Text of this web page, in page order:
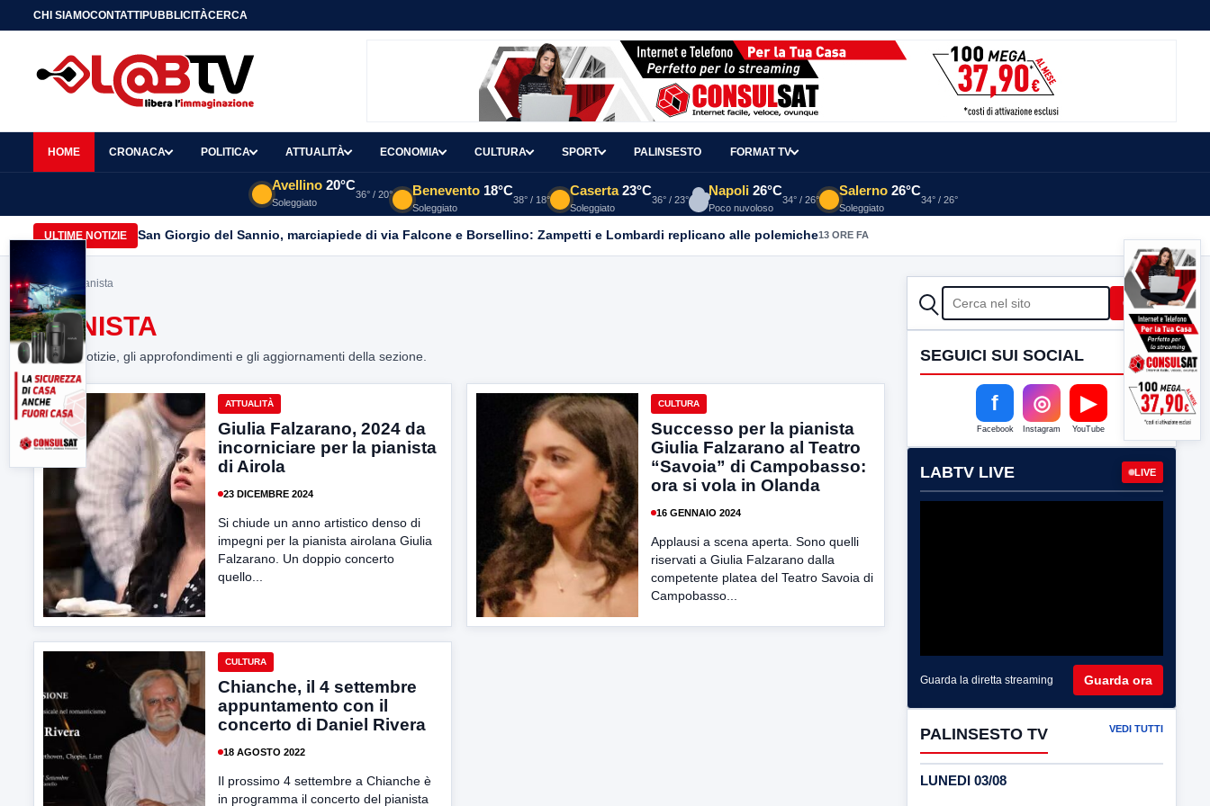
CHI SIAMOCONTATTIPUBBLICITÀCERCA
HOME CRONACA POLITICA ATTUALITÀ ECONOMIA CULTURA SPORT PALINSESTO FORMAT TV
Avellino 20°C
Soleggiato
36° / 20° Benevento 18°C
Soleggiato
38° / 18°
Caserta 23°C
Soleggiato
36° / 23°
Napoli 26°C
Poco nuvoloso
34° / 26°
Salerno 26°C
Soleggiato
34° / 26°
ULTIME NOTIZIE San Giorgio del Sannio, marciapiede di via Falcone e Borsellino: Zampetti e Lombardi replicano alle polemiche13 ORE FA
Home> pianista
PIANISTA
Tutte le notizie, gli approfondimenti e gli aggiornamenti della sezione.
ATTUALITÀ
Giulia Falzarano, 2024 da
incorniciare per la pianista
di Airola
23 DICEMBRE 2024
Si chiude un anno artistico denso di
impegni per la pianista airolana Giulia
Falzarano. Un doppio concerto
quello...
CULTURA
Successo per la pianista
Giulia Falzarano al Teatro
“Savoia” di Campobasso:
ora si vola in Olanda
16 GENNAIO 2024
Applausi a scena aperta. Sono quelli
riservati a Giulia Falzarano dalla
competente platea del Teatro Savoia di
Campobasso...
CULTURA
Chianche, il 4 settembre
appuntamento con il
concerto di Daniel Rivera
18 AGOSTO 2022
Il prossimo 4 settembre a Chianche è
in programma il concerto del pianista
CERCA Cerca
SEGUICI SUI SOCIAL
f
Facebook
◎
Instagram
▶
YouTube
LABTV LIVE LIVE
Guarda la diretta streaming Guarda ora
PALINSESTO TV VEDI TUTTI
LUNEDI 03/08